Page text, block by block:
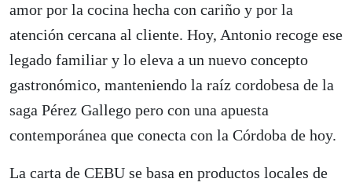
amor por la cocina hecha con cariño y por la
atención cercana al cliente. Hoy, Antonio recoge ese
legado familiar y lo eleva a un nuevo concepto
gastronómico, manteniendo la raíz cordobesa de la
saga Pérez Gallego pero con una apuesta
contemporánea que conecta con la Córdoba de hoy.
La carta de CEBU se basa en productos locales de